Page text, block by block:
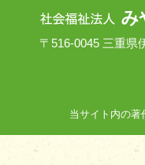
〒516-0045 三重県
当サイト内の